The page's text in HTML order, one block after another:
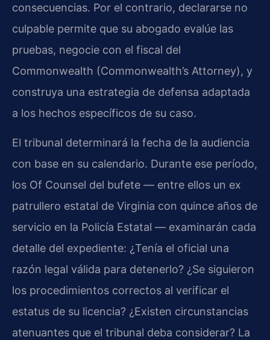
consecuencias. Por el contrario, declararse no
culpable permite que su abogado evalúe las
pruebas, negocie con el fiscal del
Commonwealth (Commonwealth’s Attorney), y
construya una estrategia de defensa adaptada
a los hechos específicos de su caso.
El tribunal determinará la fecha de la audiencia
con base en su calendario. Durante ese período,
los Of Counsel del bufete — entre ellos un ex
patrullero estatal de Virginia con quince años de
servicio en la Policía Estatal — examinarán cada
detalle del expediente: ¿Tenía el oficial una
razón legal válida para detenerlo? ¿Se siguieron
los procedimientos correctos al verificar el
estatus de su licencia? ¿Existen circunstancias
atenuantes que el tribunal deba considerar? La